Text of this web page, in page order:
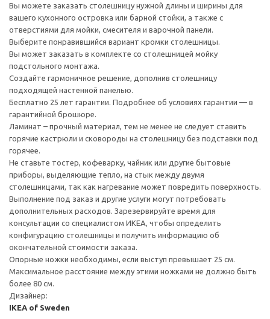
Вы можете заказать столешницу нужной длины и ширины для
вашего кухонного островка или барной стойки, а также с
отверстиями для мойки, смесителя и варочной панели.
Выберите понравившийся вариант кромки столешницы.
Вы может заказать в комплекте со столешницей мойку
подстольного монтажа.
Создайте гармоничное решение, дополнив столешницу
подходящей настенной панелью.
Бесплатно 25 лет гарантии. Подробнее об условиях гарантии — в
гарантийной брошюре.
Ламинат – прочный материал, тем не менее не следует ставить
горячие кастрюли и сковороды на столешницу без подставки под
горячее.
Не ставьте тостер, кофеварку, чайник или другие бытовые
приборы, выделяющие тепло, на стык между двумя
столешницами, так как нагревание может повредить поверхность.
Выполнение под заказ и другие услуги могут потребовать
дополнительных расходов. Зарезервируйте время для
консультации со специалистом ИКЕА, чтобы определить
конфигурацию столешницы и получить информацию об
окончательной стоимости заказа.
Опорные ножки необходимы, если выступ превышает 25 см.
Максимальное расстояние между этими ножками не должно быть
более 80 см.
Дизайнер:
IKEA of Sweden